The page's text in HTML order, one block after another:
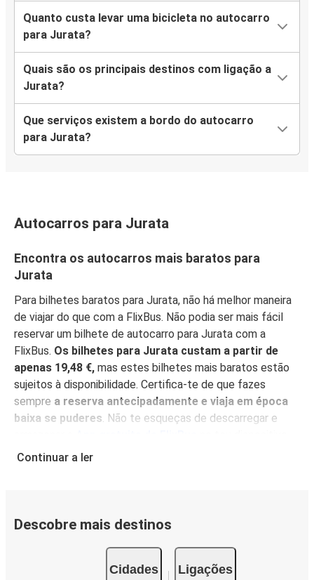
Quanto custa levar uma bicicleta no autocarro
para Jurata?
Quais são os principais destinos com ligação a
Jurata?
Que serviços existem a bordo do autocarro
para Jurata?
Autocarros para Jurata
Encontra os autocarros mais baratos para
Jurata
Para bilhetes baratos para Jurata, não há melhor maneira
de viajar do que com a FlixBus. Não podia ser mais fácil
reservar um bilhete de autocarro para Jurata com a
FlixBus. Os bilhetes para Jurata custam a partir de
apenas 19,48 €, mas estes bilhetes mais baratos estão
sujeitos à disponibilidade. Certifica-te de que fazes
sempre a reserva antecipadamente e viaja em época
baixa se puderes. Não te esqueças de descarregar e
móvel e encontra os melhores preços, gere mais
simplesmente mostra-o ao condutor, e depois acomoda-
Continuar a ler
Descobre mais destinos
Cidades Ligações